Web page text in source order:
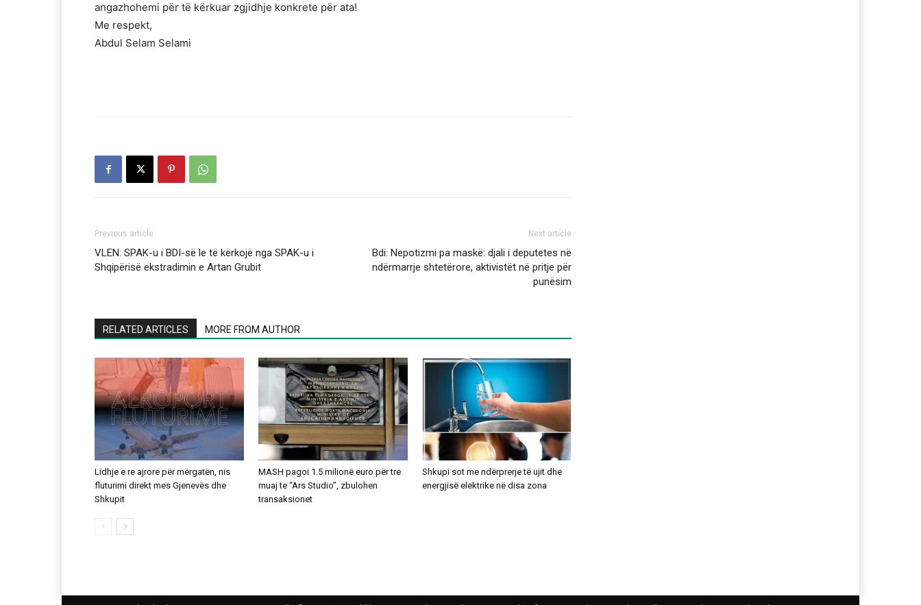
angazhohemi për të kërkuar zgjidhje konkrete për ata!
Me respekt,
Abdul Selam Selami
Previous article
VLEN: SPAK-u i BDI-së le të kërkojë nga SPAK-u i
Shqipërisë ekstradimin e Artan Grubit
Next article
Bdi: Nepotizmi pa maskë: djali i deputetes në
ndërmarrje shtetërore, aktivistët në pritje për
punësim
RELATED ARTICLES MORE FROM AUTHOR
Lidhje e re ajrore për mërgatën, nis
fluturimi direkt mes Gjenevës dhe
Shkupit
MASH pagoi 1.5 milionë euro për tre
muaj te “Ars Studio”, zbulohen
transaksionet
Shkupi sot me ndërprerje të ujit dhe
energjisë elektrike në disa zona